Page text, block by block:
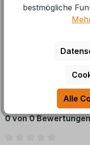
Urlaub im Norden.
Farbe: grau
Bewertungen
0 von 0
bestmögliche
Alle